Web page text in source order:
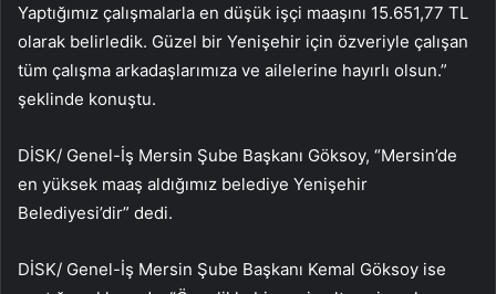
Yaptığımız çalışmalarla en düşük işçi maaşını 15.651,77 TL
olarak belirledik. Güzel bir Yenişehir için özveriyle çalışan
tüm çalışma arkadaşlarımıza ve ailelerine hayırlı olsun.”
şeklinde konuştu.
DİSK/ Genel-İş Mersin Şube Başkanı Göksoy, “Mersin’de
en yüksek maaş aldığımız belediye Yenişehir
Belediyesi’dir” dedi.
DİSK/ Genel-İş Mersin Şube Başkanı Kemal Göksoy ise